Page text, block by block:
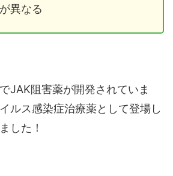
異なる
JAK阻害薬が開発されていま
ルス感染症治療薬として登場し
した！